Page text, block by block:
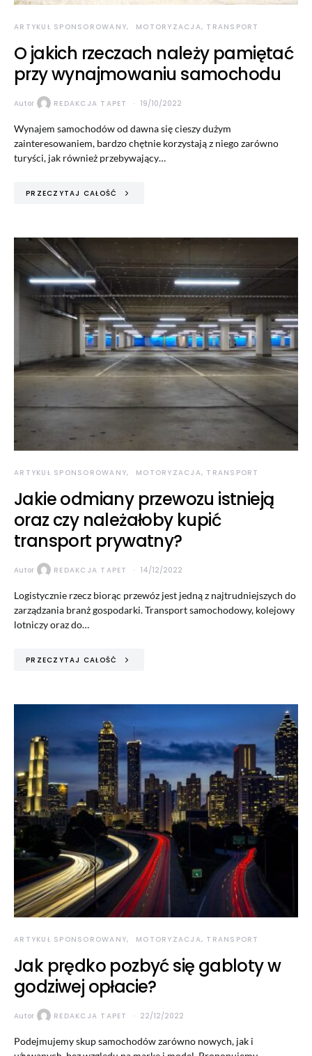
ARTYKUŁ SPONSOROWANY MOTORYZACJA, TRANSPORT
O jakich rzeczach należy pamiętać
przy wynajmowaniu samochodu
Autor REDAKCJA TAPET 19/10/2022
Wynajem samochodów od dawna się cieszy dużym
zainteresowaniem, bardzo chętnie korzystają z niego zarówno
turyści, jak również przebywający…
PRZECZYTAJ CAŁOŚĆ
ARTYKUŁ SPONSOROWANY MOTORYZACJA, TRANSPORT
Jakie odmiany przewozu istnieją
oraz czy należałoby kupić
transport prywatny?
Autor REDAKCJA TAPET 14/12/2022
Logistycznie rzecz biorąc przewóz jest jedną z najtrudniejszych do
zarządzania branż gospodarki. Transport samochodowy, kolejowy
lotniczy oraz do…
PRZECZYTAJ CAŁOŚĆ
ARTYKUŁ SPONSOROWANY MOTORYZACJA, TRANSPORT
Jak prędko pozbyć się gabloty w
godziwej opłacie?
Autor REDAKCJA TAPET 22/12/2022
Podejmujemy skup samochodów zarówno nowych, jak i